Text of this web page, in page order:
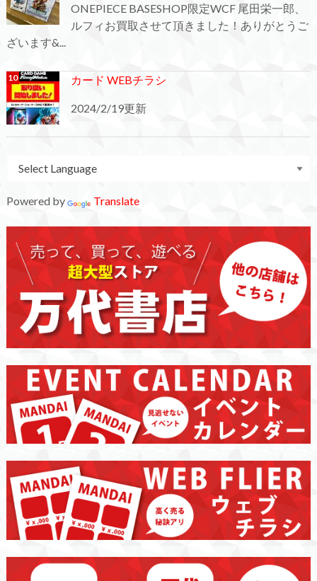
ONEPIECE BASESHOP限定WCF 尾田栄一郎、
ルフィお買取させて頂きました！ありがとうご
ざいます&...
カード WEBチラシ
2024/2/19更新
Powered by Translate